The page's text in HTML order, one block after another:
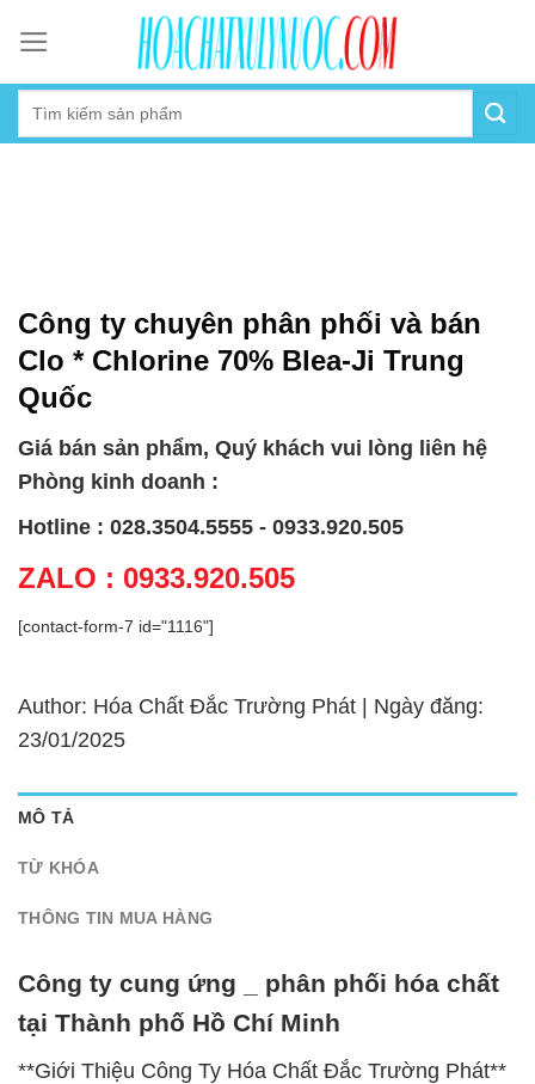
content
Công ty chuyên phân phối và bán
Clo * Chlorine 70% Blea-Ji Trung
Quốc
Giá bán sản phẩm, Quý khách vui lòng liên hệ
Phòng kinh doanh :
Hotline : 028.3504.5555 - 0933.920.505
ZALO : 0933.920.505
[contact-form-7 id="1116"]
Author: Hóa Chất Đắc Trường Phát | Ngày đăng:
23/01/2025
MÔ TẢ
TỪ KHÓA
THÔNG TIN MUA HÀNG
Công ty cung ứng _ phân phối hóa chất
tại Thành phố Hồ Chí Minh
**Giới Thiệu Công Ty Hóa Chất Đắc Trường Phát**